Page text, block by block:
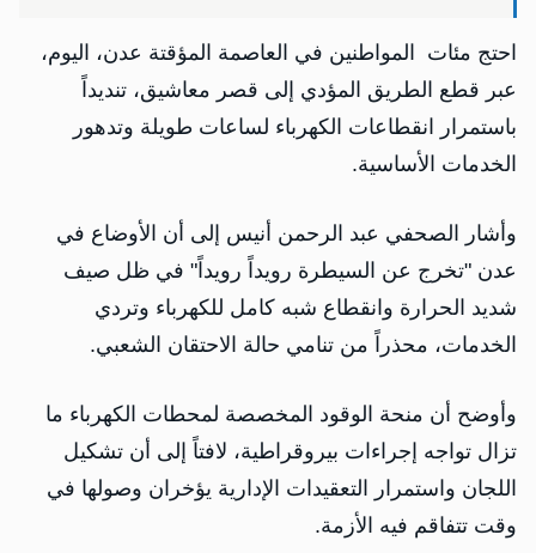
احتج مئات المواطنين في العاصمة المؤقتة عدن، اليوم،
عبر قطع الطريق المؤدي إلى قصر معاشيق، تنديداً
باستمرار انقطاعات الكهرباء لساعات طويلة وتدهور
الخدمات الأساسية.
وأشار الصحفي عبد الرحمن أنيس إلى أن الأوضاع في
عدن "تخرج عن السيطرة رويداً رويداً" في ظل صيف
شديد الحرارة وانقطاع شبه كامل للكهرباء وتردي
الخدمات، محذراً من تنامي حالة الاحتقان الشعبي.
وأوضح أن منحة الوقود المخصصة لمحطات الكهرباء ما
تزال تواجه إجراءات بيروقراطية، لافتاً إلى أن تشكيل
اللجان واستمرار التعقيدات الإدارية يؤخران وصولها في
وقت تتفاقم فيه الأزمة.